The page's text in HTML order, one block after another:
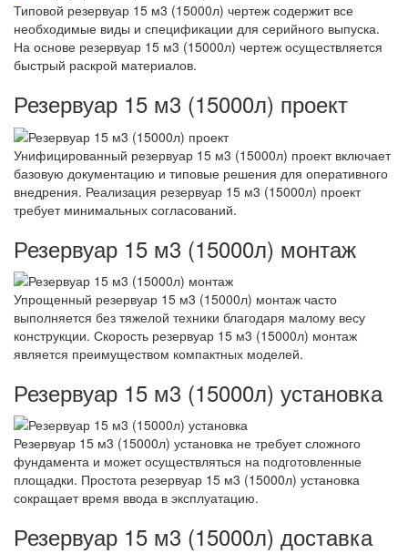
Типовой резервуар 15 м3 (15000л) чертеж содержит все
необходимые виды и спецификации для серийного выпуска.
На основе резервуар 15 м3 (15000л) чертеж осуществляется
быстрый раскрой материалов.
Резервуар 15 м3 (15000л) проект
Унифицированный резервуар 15 м3 (15000л) проект включает
базовую документацию и типовые решения для оперативного
внедрения. Реализация резервуар 15 м3 (15000л) проект
требует минимальных согласований.
Резервуар 15 м3 (15000л) монтаж
Упрощенный резервуар 15 м3 (15000л) монтаж часто
выполняется без тяжелой техники благодаря малому весу
конструкции. Скорость резервуар 15 м3 (15000л) монтаж
является преимуществом компактных моделей.
Резервуар 15 м3 (15000л) установка
Резервуар 15 м3 (15000л) установка не требует сложного
фундамента и может осуществляться на подготовленные
площадки. Простота резервуар 15 м3 (15000л) установка
сокращает время ввода в эксплуатацию.
Резервуар 15 м3 (15000л) доставка